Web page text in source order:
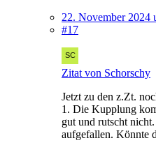
22. November 2024
#17
Zitat von Schorschy
Jetzt zu den z.Zt.
1. Die Kupplung
gut und rutscht
aufgefallen. Könnte